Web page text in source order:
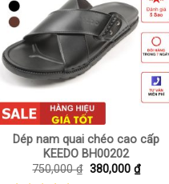
+
Dép nam quai chéo cao cấp
KEEDO BH00202
750,000₫ Giá
380,000 ₫Giá
hiện